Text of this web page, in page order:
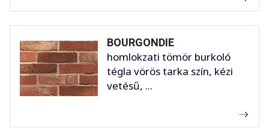
BOURGONDIE
homlokzati tömör burkoló
tégla vörös tarka szín, kézi
vetésű, ...